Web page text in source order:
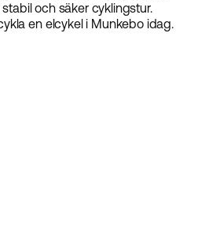
och säker cyklingstur.
en elcykel i Munkebo idag.